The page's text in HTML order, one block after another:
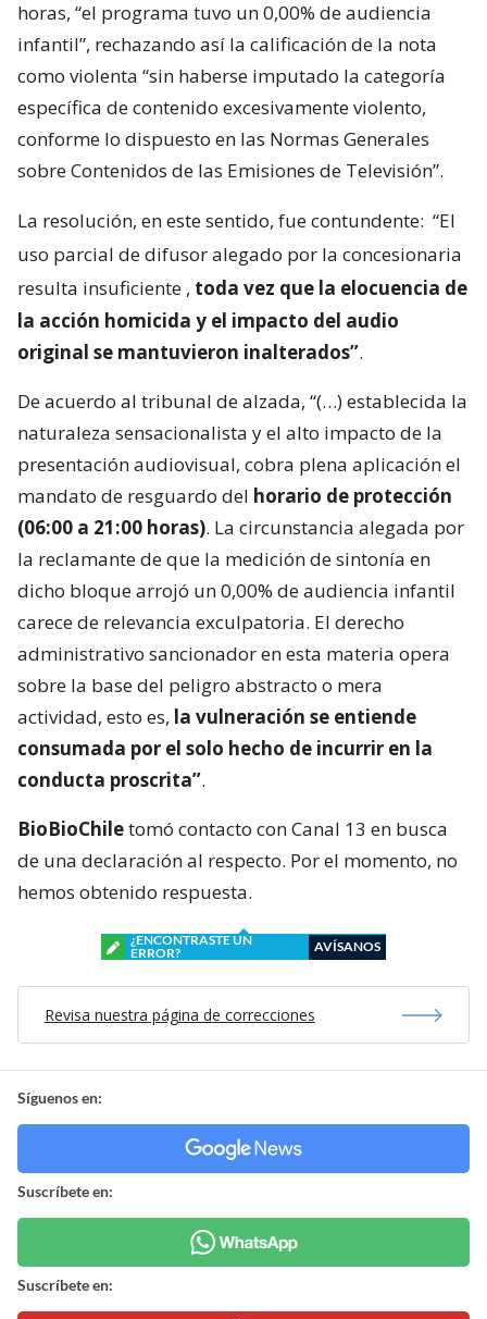
horas, “el programa tuvo un 0,00% de audiencia
infantil”, rechazando así la calificación de la nota
como violenta “sin haberse imputado la categoría
específica de contenido excesivamente violento,
conforme lo dispuesto en las Normas Generales
sobre Contenidos de las Emisiones de Televisión”.
La resolución, en este sentido, fue contundente: “El
uso parcial de difusor alegado por la concesionaria
resulta insuficiente , toda vez que la elocuencia de
la acción homicida y el impacto del audio
original se mantuvieron inalterados”.
De acuerdo al tribunal de alzada, “(…) establecida la
naturaleza sensacionalista y el alto impacto de la
presentación audiovisual, cobra plena aplicación el
mandato de resguardo del horario de protección
(06:00 a 21:00 horas). La circunstancia alegada por
la reclamante de que la medición de sintonía en
dicho bloque arrojó un 0,00% de audiencia infantil
carece de relevancia exculpatoria. El derecho
administrativo sancionador en esta materia opera
sobre la base del peligro abstracto o mera
actividad, esto es, la vulneración se entiende
consumada por el solo hecho de incurrir en la
conducta proscrita”.
BioBioChiletomó contacto con Canal 13 en busca
de una declaración al respecto. Por el momento, no
hemos obtenido respuesta.
¿ENCONTRASTE UN
ERROR?
AVÍSANOS
Revisa nuestra página de correcciones
Síguenos en:
Suscríbete en:
Suscríbete en: